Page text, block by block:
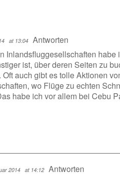
at 13:04 Antworten
Inlandsfluggesellschaften habe
ist, über deren Seiten zu
auch gibt es tolle Aktionen
wo Flüge zu echten
habe ich vor allem bei Cebu
2014 at 14:12 Antworten